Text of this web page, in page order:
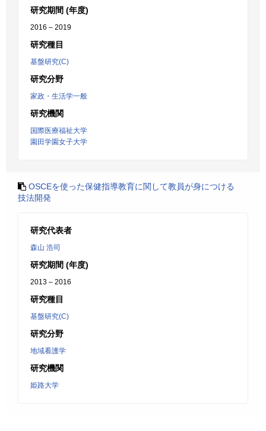
研究期間 (年度)
2016 – 2019
研究種目
基盤研究(C)
研究分野
家政・生活学一般
研究機関
国際医療福祉大学
園田学園女子大学
OSCEを使った保健指導教育に関して教員が身につける
技法開発
研究代表者
森山 浩司
研究期間 (年度)
2013 – 2016
研究種目
基盤研究(C)
研究分野
地域看護学
研究機関
姫路大学